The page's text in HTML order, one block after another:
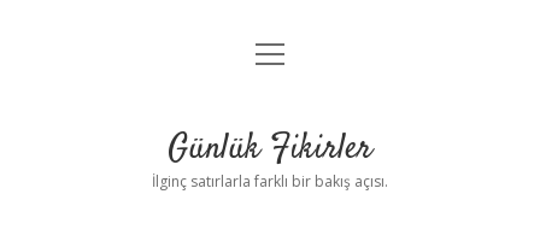
Anasayfa
Yasal Uyarı
menüyü
Günlük Fikirler
İlginç satırlarla farklı bir bakış açısı.